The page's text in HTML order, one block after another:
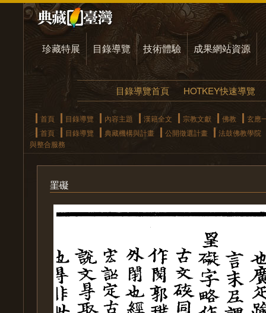
珍藏特展 目錄導覽 技術體驗 成果網站資源
目錄導覽首頁 HOTKEY快速導覽
首頁 目錄導覽 內容主題 漢籍全文 宗教文獻 佛教
玄應
首頁
目錄導覽 典藏機構與計畫 公開徵選計畫
法鼓佛教學院
與整合服務
罣礙